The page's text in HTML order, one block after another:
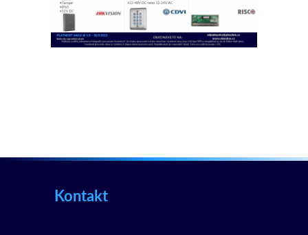
Kontakt